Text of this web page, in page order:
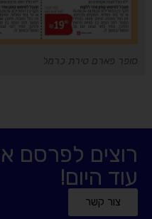
סופר פארם טירת כרמל
רוצים לפרסם
עוד היום!
צור קשר